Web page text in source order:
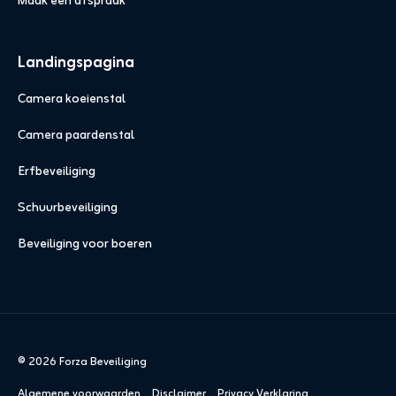
Landingspagina
Camera koeienstal
Camera paardenstal
Erfbeveiliging
Schuurbeveiliging
Beveiliging voor boeren
© 2026 Forza Beveiliging